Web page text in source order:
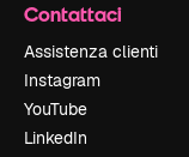
Contattaci
Assistenza clienti
Instagram
YouTube
LinkedIn